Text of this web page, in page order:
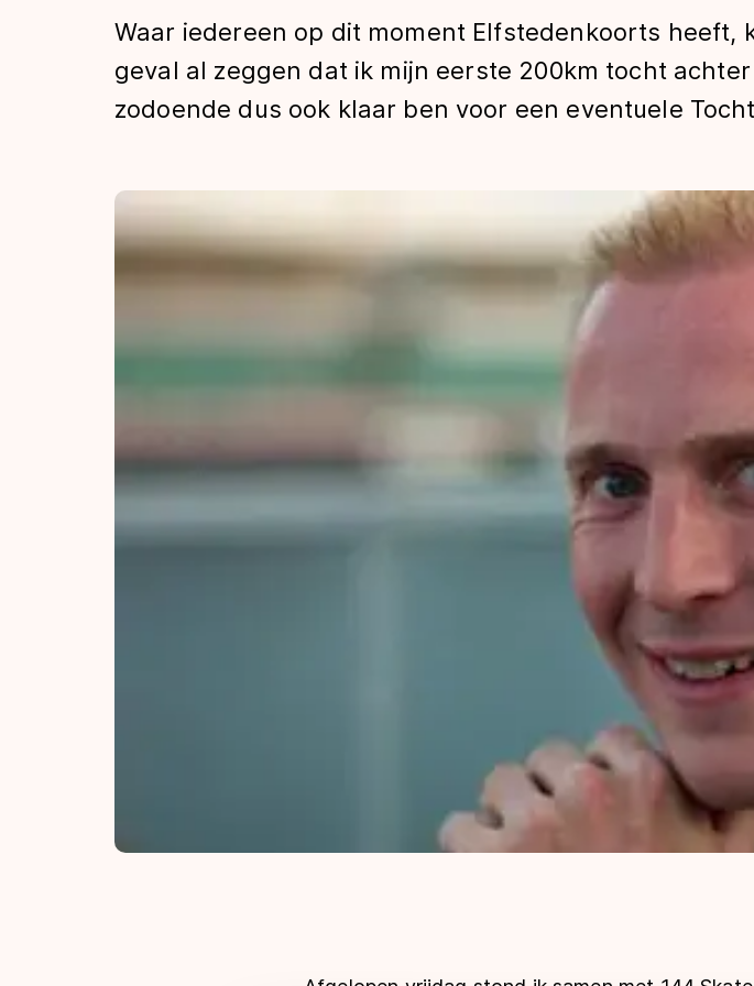
Tijden & historie
De weg op
Schaatsfans
Olympische Spelen
Waar iedereen op dit moment Elfstedenkoorts heeft,
geval al zeggen dat ik mijn eerste 200km tocht
zodoende dus ook klaar ben voor een eventuele